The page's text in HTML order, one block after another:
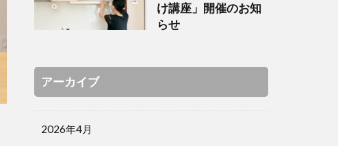
け講座」開催のお知
らせ
アーカイブ
2026年4月